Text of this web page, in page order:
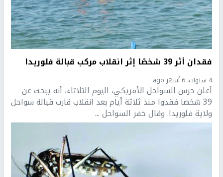
فقدان أثر 39 شخصًا إثر انقلاب مركب قبالة فلوريدا
4 سنوات، 6 أشهر ago
أعلن حرس السواحل الأمريكي، اليوم الثلاثاء، أنه يبحث عن
39 شخصا فقدوا منذ ثلاثة أيام بعد انقلاب قارب قبالة سواحل
ولاية فلوريدا. وقال خفر السواحل ...